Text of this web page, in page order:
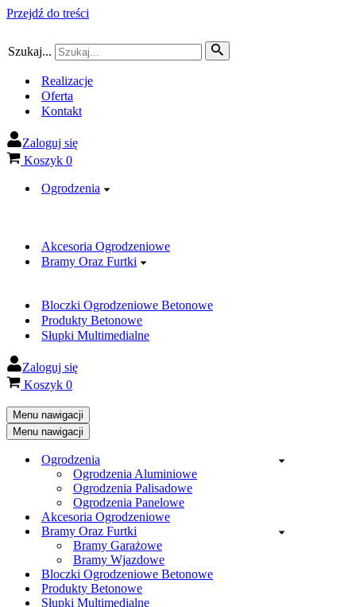
Przejdź do treści
Szukaj...
Realizacje
Oferta
Kontakt
Zaloguj się
Koszyk 0
Ogrodzenia
Akcesoria Ogrodzeniowe
Bramy Oraz Furtki
Bloczki Ogrodzeniowe Betonowe
Produkty Betonowe
Słupki Multimedialne
Zaloguj się
Koszyk 0
Menu nawigacji
Menu nawigacji
Ogrodzenia
Ogrodzenia Aluminiowe
Ogrodzenia Palisadowe
Ogrodzenia Panelowe
Akcesoria Ogrodzeniowe
Bramy Oraz Furtki
Bramy Garażowe
Bramy Wjazdowe
Bloczki Ogrodzeniowe Betonowe
Produkty Betonowe
Słupki Multimedialne